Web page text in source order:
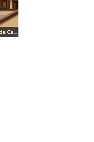
Mercado municipal de Capulalpam de Méndez. Julio/2014